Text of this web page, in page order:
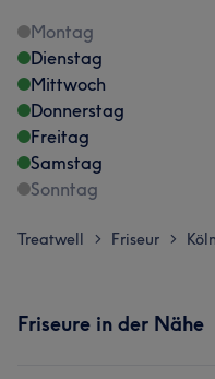
Montag
Dienstag
Mittwoch
Donnerstag
Freitag
Samstag
Sonntag
Treatwell > Friseur > Köln
Friseure in der Nähe